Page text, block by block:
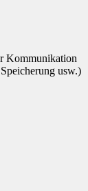
Kommunikation
usw.)